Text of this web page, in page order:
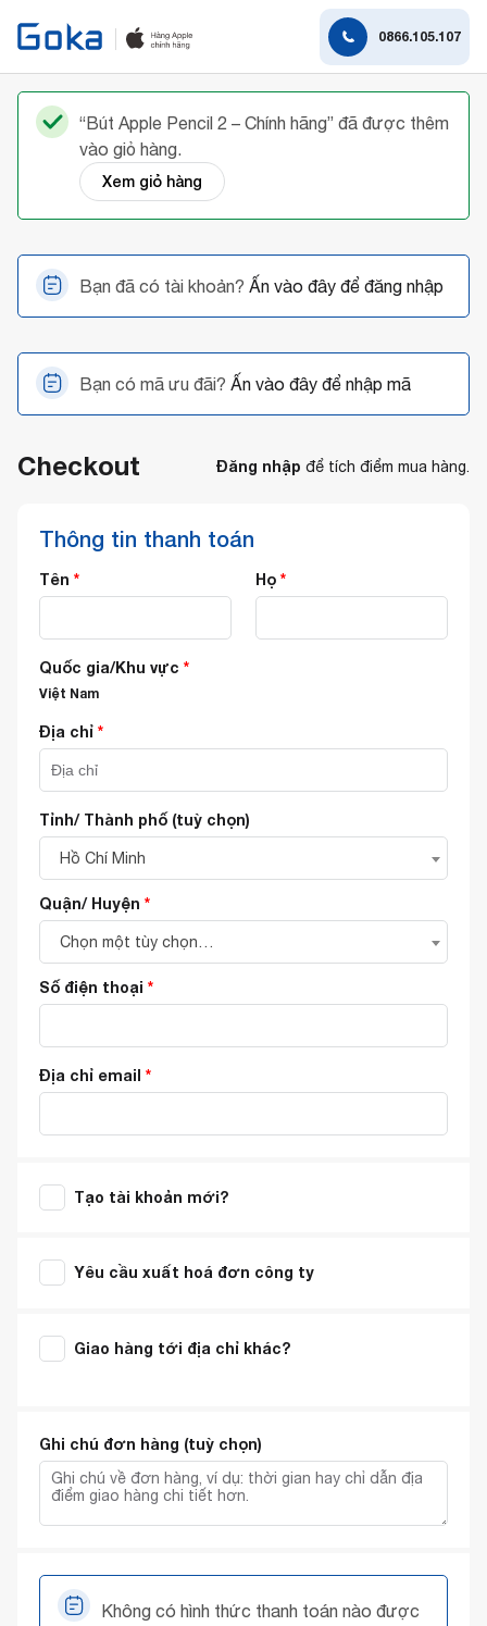
0866.105.107
Xem giỏ hàng
“Bút Apple Pencil 2 – Chính hãng” đã được thêm
vào giỏ hàng.
Bạn đã có tài khoản? Ấn vào đây để đăng nhập
Bạn có mã ưu đãi? Ấn vào đây để nhập mã
Checkout Đăng nhập để tích điểm mua hàng.
Thông tin thanh toán
Tên * Họ*
Quốc gia/Khu vực *
Việt Nam
Địa chỉ *
Tỉnh/ Thành phố (tuỳ chọn)
Hồ Chí Minh
Quận/ Huyện *
Chọn một tùy chọn…
Số điện thoại *
Địa chỉ email *
Tạo tài khoản mới?
Yêu cầu xuất hoá đơn công ty
Giao hàng tới địa chỉ khác?
Ghi chú đơn hàng (tuỳ chọn)
Không có hình thức thanh toán nào được